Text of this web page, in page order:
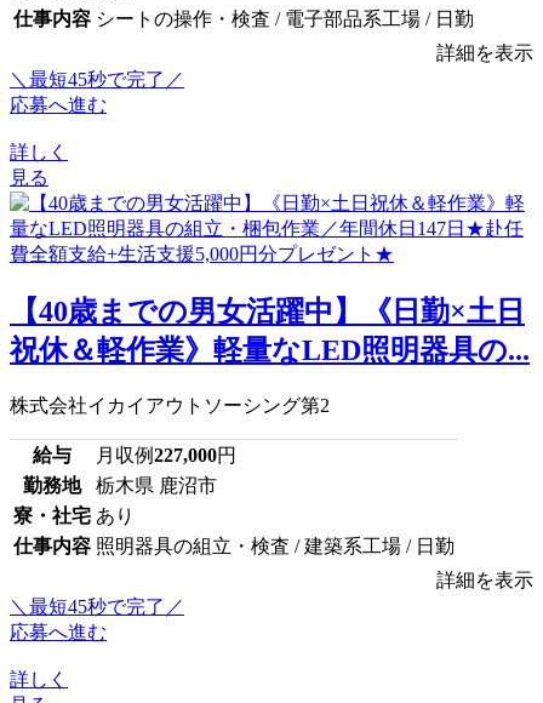
仕事内容 シートの操作・検査 / 電子部品系工場 / 日勤
詳細を表示
＼最短45秒で完了／
応募へ進む
詳しく
見る
【40歳までの男女活躍中】《日勤×土日
祝休＆軽作業》軽量なLED照明器具の...
株式会社イカイアウトソーシング第2
給与 月収例227,000円
勤務地
栃木県 鹿沼市
寮・社宅 あり
仕事内容 照明器具の組立・検査 / 建築系工場 / 日勤
詳細を表示
＼最短45秒で完了／
応募へ進む
詳しく